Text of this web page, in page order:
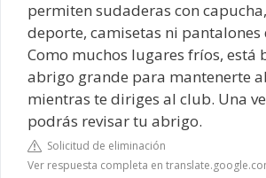
permiten sudaderas con
deporte, camisetas ni pantalones
Como muchos lugares fríos, está
abrigo grande para mantenerte
mientras te diriges al club. Una
podrás revisar tu abrigo.
Solicitud de eliminación
Ver respuesta completa en